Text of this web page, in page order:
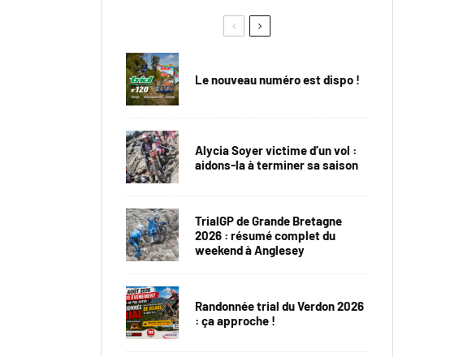
Le nouveau numéro est dispo !
Alycia Soyer victime d’un vol :
aidons-la à terminer sa saison
TrialGP de Grande Bretagne
2026 : résumé complet du
weekend à Anglesey
Randonnée trial du Verdon 2026
: ça approche !